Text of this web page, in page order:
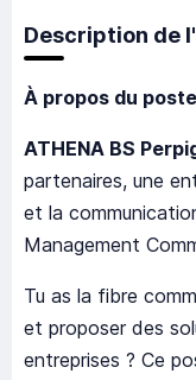
Description de
À propos du poste
ATHENA BS
partenaires, une
et la
Management
Tu as la fibre
et proposer des
entreprises ? Ce